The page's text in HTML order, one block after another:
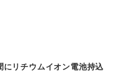
にリチウムイオン電池持込